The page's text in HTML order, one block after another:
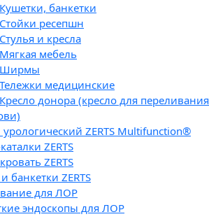
Кушетки, банкетки
Стойки ресепшн
Стулья и кресла
Мягкая мебель
Ширмы
Тележки медицинские
Кресло донора (кресло для переливания
ZERTS Multifunction®
ZERTS
ZERTS
банкетки ZERTS
для ЛОР
эндоскопы для ЛОР